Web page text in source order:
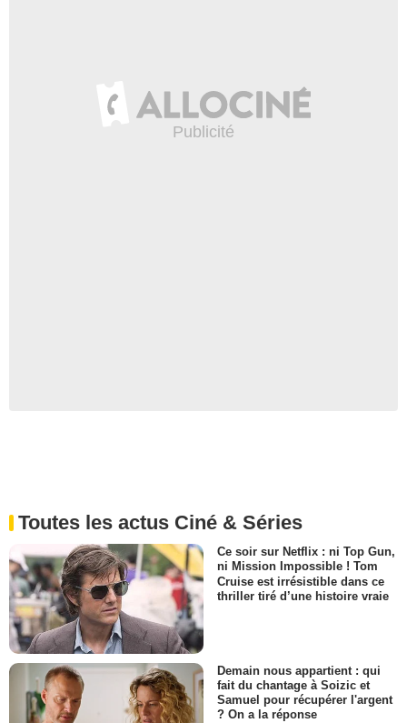
Toutes les actus Ciné & Séries
Ce soir sur Netflix : ni Top Gun,
ni Mission Impossible ! Tom
Cruise est irrésistible dans ce
thriller tiré d’une histoire vraie
Demain nous appartient : qui
fait du chantage à Soizic et
Samuel pour récupérer l'argent
? On a la réponse